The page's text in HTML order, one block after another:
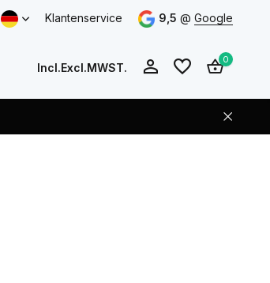
Klantenservice 9,5 @ Google
Incl.Excl.MWST.
0